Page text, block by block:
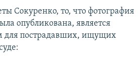
Сокуренко, то, что фотография
опубликована, является
для пострадавших, ищущих